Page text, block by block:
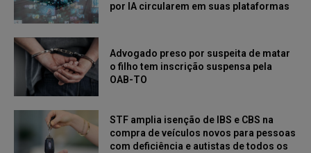
por IA circularem em suas plataformas
Advogado preso por suspeita de matar
o filho tem inscrição suspensa pela
OAB-TO
STF amplia isenção de IBS e CBS na
compra de veículos novos para pessoas
com deficiência e autistas de todos os